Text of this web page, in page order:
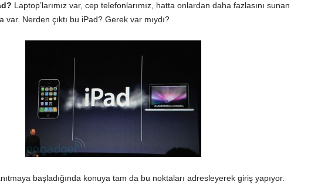
? Laptop’larımız var, cep telefonlarımız, hatta onlardan daha fazlasını sunan
var. Nerden çıktı bu iPad? Gerek var mıydı?
başladığında konuya tam da bu noktaları adresleyerek giriş yapıyor.